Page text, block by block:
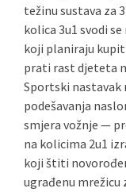
težinu sustava za
kolica 3u1 svodi
koji planiraju
prati rast djeteta
Sportski nastavak
podešavanja
smjera vožnje —
na kolicima 2u1
koji štiti
ugrađenu